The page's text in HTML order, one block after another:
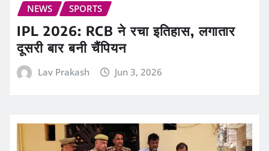
NEWS SPORTS
IPL 2026: RCB ने रचा इतिहास, लगातार
दूसरी बार बनी चैंपियन
Lav Prakash Jun 3, 2026